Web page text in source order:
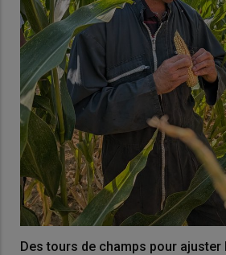
Des tours de champs pour ajuster